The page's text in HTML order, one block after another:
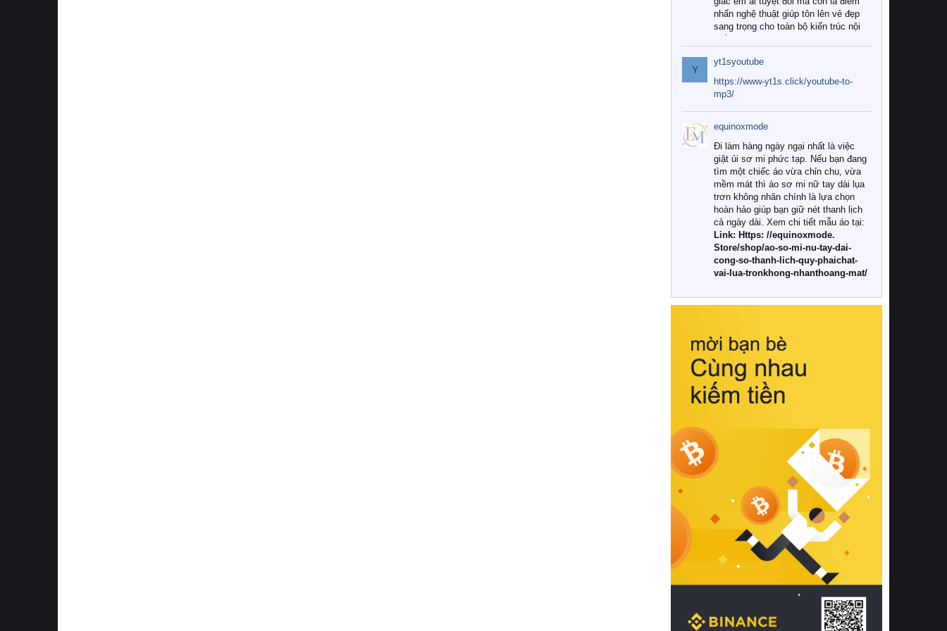
nhấn nghệ thuật giúp tôn lên vẻ đẹp
sang trọng cho toàn bộ kiến trúc nội
Tuy nhiên, giữa thị trường đa dạng
với vô vàn thương hiệu và mẫu mã
như hiện nay, làm thế nào để chọn
được những bộ chăn ga gối đệm cao
cấp thực sự chất lượng, phù hợp với
khí hậu và nhu cầu sử dụng của gia
đình? Hãy cùng chúng tôi đi tìm lời
giải đáp chi tiết qua bài viết dưới đây.
1. Tại sao các gia đình hiện đại lại ưa
chuộng chăn ga gối đệm cao cấp?
Khác với các dòng sản phẩm thông
thường, những bộ chăn ga gối đệm
cao cấp trải qua quy trình sản xuất
nghiêm ngặt từ khâu chọn lọc nguyên
liệu tự nhiên đến công nghệ dệt
nhuộm hiện đại không chứa hóa chất
này, bạn sẽ cảm nhận rõ rệt sự khác
hồi chuẩn xác của phần đệm nâng đỡ
cột sống.
Bên cạnh đó, việc lựa chọn các dòng
sản phẩm đạt chuẩn chất lượng quốc
tế còn giúp ngăn ngừa tình trạng kích
khuẩn và nấm mốc trong điều kiện
thời tiết nóng ẩm. Bạn có thể tìm hiểu
thêm các nghiên cứu khoa học về tác
động của giấc ngủ và môi trường
phòng ngủ đối với sức khỏe con
người tại Sleep Foundation (External
Link) để có cái nhìn toàn diện hơn.
2. Các tiêu chí vàng khi lựa chọn
chăn ga gối đệm cao cấp cho phòng
ngủ
Để sở hữu một bộ chăn ga gối đệm
cao cấp hoàn hảo cả về thẩm mỹ lẫn
công năng, người tiêu dùng cần cân
nhắc kỹ lưỡng các tiêu chí quan trọng
Y
yt1syoutube
https://www-yt1s.click/youtube-to-
mp3/
equinoxmode
Đi làm hàng ngày ngại nhất là việc
giặt ủi sơ mi phức tạp. Nếu bạn đang
tìm một chiếc áo vừa chỉn chu, vừa
mềm mát thì áo sơ mi nữ tay dài lụa
trơn không nhăn chính là lựa chọn
hoàn hảo giúp bạn giữ nét thanh lịch
cả ngày dài. Xem chi tiết mẫu áo tại:
Link: Https: //equinoxmode.
Store/shop/ao-so-mi-nu-tay-dai-
cong-so-thanh-lich-quy-phaichat-
vai-lua-tronkhong-nhanthoang-mat/